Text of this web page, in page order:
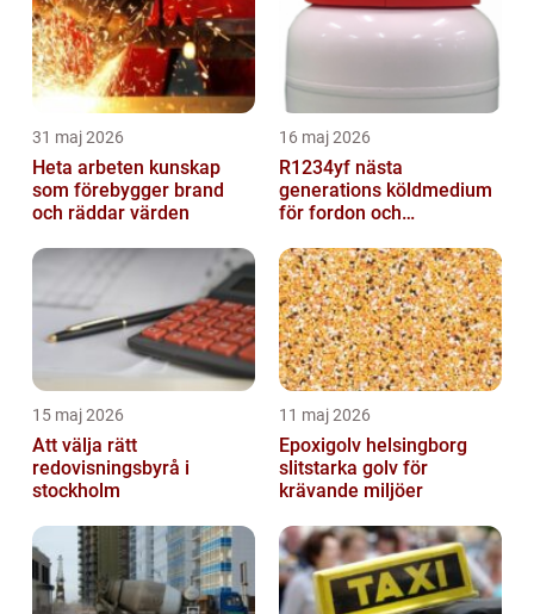
31 maj 2026
Heta arbeten kunskap
som förebygger brand
och räddar värden
16 maj 2026
R1234yf nästa
generations köldmedium
för fordon och
15 maj 2026
Att välja rätt
redovisningsbyrå i
stockholm
11 maj 2026
Epoxigolv helsingborg
slitstarka golv för
krävande miljöer